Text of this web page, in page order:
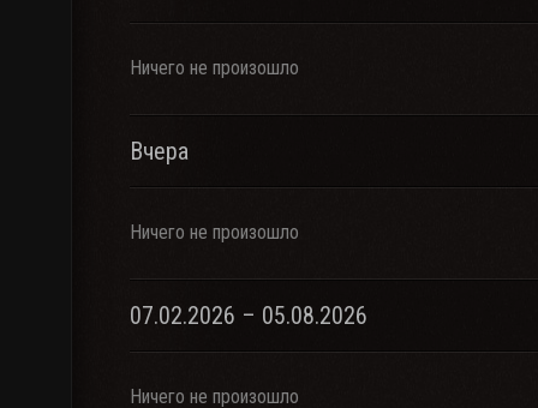
Ничего не произошло
Вчера
Ничего не произошло
07.02.2026 – 05.08.2026
Ничего не произошло